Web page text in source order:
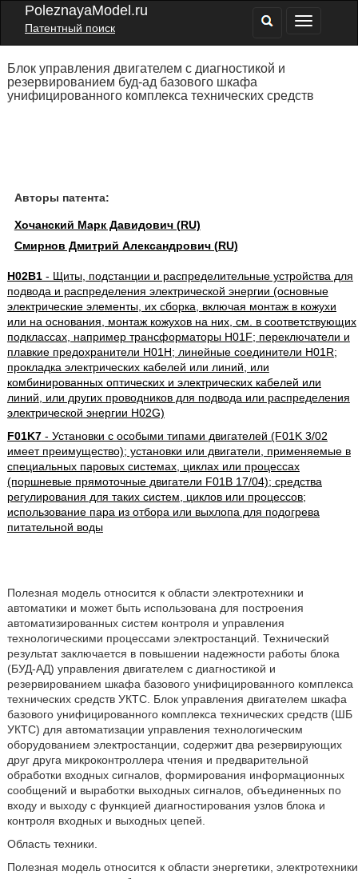
PoleznayaModel.ru
Патентный поиск
Блок управления двигателем с диагностикой и
резервированием буд-ад базового шкафа
унифицированного комплекса технических средств
Авторы патента:
Хочанский Марк Давидович (RU)
Смирнов Дмитрий Александрович (RU)
H02B1- Щиты, подстанции и распределительные устройства для
подвода и распределения электрической энергии (основные
электрические элементы, их сборка, включая монтаж в кожухи
или на основания, монтаж кожухов на них, см. в соответствующих
подклассах, например трансформаторы H01F; переключатели и
плавкие предохранители H01H; линейные соединители H01R;
прокладка электрических кабелей или линий, или
комбинированных оптических и электрических кабелей или
линий, или других проводников для подвода или распределения
электрической энергии H02G)
F01K7- Установки с особыми типами двигателей (F01K 3/02
имеет преимущество); установки или двигатели, применяемые в
специальных паровых системах, циклах или процессах
(поршневые прямоточные двигатели F01B 17/04); средства
регулирования для таких систем, циклов или процессов;
использование пара из отбора или выхлопа для подогрева
питательной воды
Полезная модель относится к области электротехники и
автоматики и может быть использована для построения
автоматизированных систем контроля и управления
технологическими процессами электростанций. Технический
результат заключается в повышении надежности работы блока
(БУД-АД) управления двигателем с диагностикой и
резервированием шкафа базового унифицированного комплекса
технических средств УКТС. Блок управления двигателем шкафа
базового унифицированного комплекса технических средств (ШБ
УКТС) для автоматизации управления технологическим
оборудованием электростанции, содержит два резервирующих
друг друга микроконтроллера чтения и предварительной
обработки входных сигналов, формирования информационных
сообщений и выработки выходных сигналов, объединенных по
входу и выходу с функцией диагностирования узлов блока и
контроля входных и выходных цепей.
Область техники.
Полезная модель относится к области энергетики, электротехники